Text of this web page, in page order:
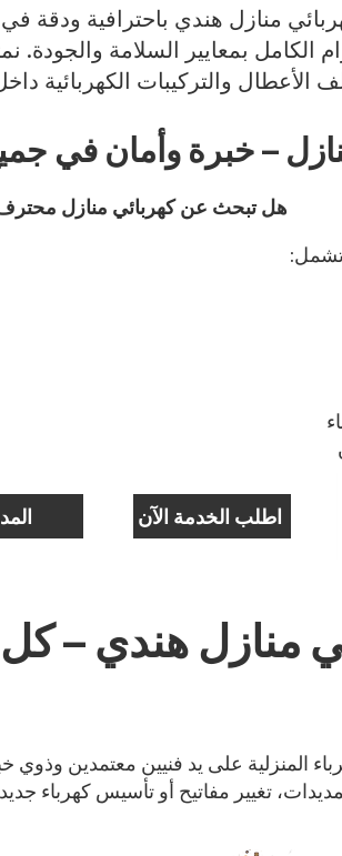
منازل هندي باحترافية ودقة في
الكامل بمعايير السلامة
الأعطال والتركيبات الكهربائية
– خبرة وأمان في
هل تبحث عن كهربائي منازل
اطلب الخدمة الآن
منازل هندي –
المنزلية على يد فنيين معتمدين وذوي
تغيير مفاتيح أو تأسيس كهرباء